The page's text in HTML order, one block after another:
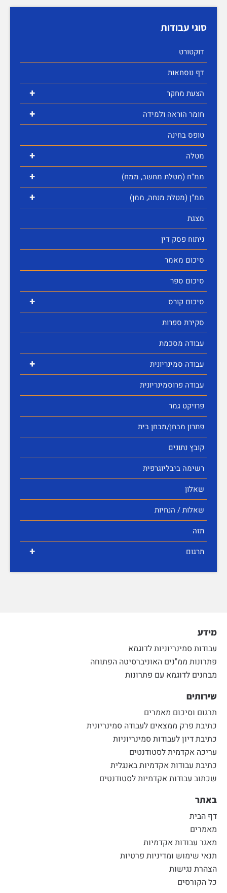
סוגי עבודות
דוקטורט
דף נוסחאות
+ הצעת מחקר
+
חומר הוראה ולמידה
טופס בחינה
+ מטלה
+ ממ"ח (מטלת מחשב, ממח)
+
ממ"ן (מטלת מנחה, ממן)
מצגת
ניתוח פסק דין
סיכום מאמר
סיכום ספר
+
סיכום קורס
סקירת ספרות
עבודה מסכמת
+
עבודה סמינריונית
עבודה פרוסמינריונית
פרויקט גמר
פתרון מבחן/מבחן בית
קובץ נתונים
רשימה ביבליוגרפית
שאלון
שאלות / הנחיות
תזה
+ תרגום
מידע
עבודות סמינריוניות לדוגמא
פתרונות ממ"נים האוניברסיטה הפתוחה
מבחנים לדוגמא עם פתרונות
שירותים
תרגום וסיכום מאמרים
כתיבת פרק ממצאים לעבודה סמינריונית
כתיבת דיון לעבודות סמינריוניות
עריכה אקדמית לסטודנטים
כתיבת עבודות אקדמיות באנגלית
שכתוב עבודות אקדמיות לסטודנטים
באתר
דף הבית
מאמרים
מאגר עבודות אקדמיות
תנאי שימוש ומדיניות פרטיות
הצהרת נגישות
כל הקורסים